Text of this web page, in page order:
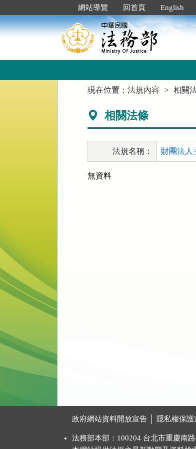
到
主
要
網站導覽 回首頁 English
現在位置：法規內容 相關
相關法條
法規名稱： 財團法人
無資料
政府網站資料開放宣告 隱私權保護
法務部本部：100204 台北市重慶南